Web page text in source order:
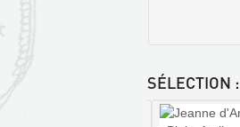
SÉLECTION